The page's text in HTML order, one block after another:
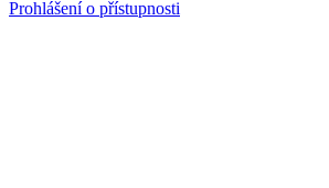
Prohlášení o přístupnosti